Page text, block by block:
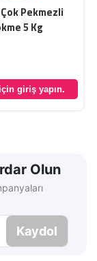
Pekmezli
5 Kg
giriş yapın.
Olun
Kaydol